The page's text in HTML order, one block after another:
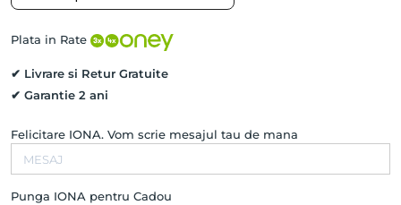
14K
Plata in Rate
✔ Livrare si Retur Gratuite
✔ Garantie 2 ani
Felicitare IONA. Vom scrie mesajul tau de mana
Punga IONA pentru Cadou